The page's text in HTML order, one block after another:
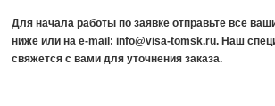
Для начала работы по заявке отправьте все
ниже или на e-mail: info@visa-tomsk.ru. Наш
свяжется с вами для уточнения заказа.